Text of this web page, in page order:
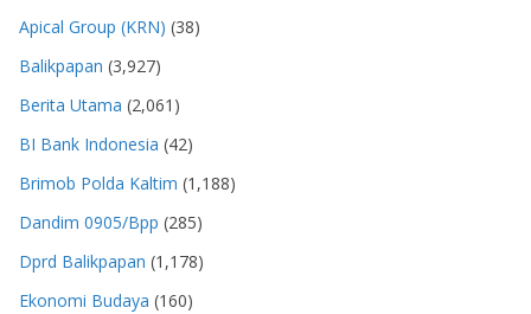
Apical Group (KRN) (38)
Balikpapan (3,927)
Berita Utama (2,061)
BI Bank Indonesia (42)
Brimob Polda Kaltim (1,188)
Dandim 0905/Bpp (285)
Dprd Balikpapan (1,178)
Ekonomi Budaya (160)